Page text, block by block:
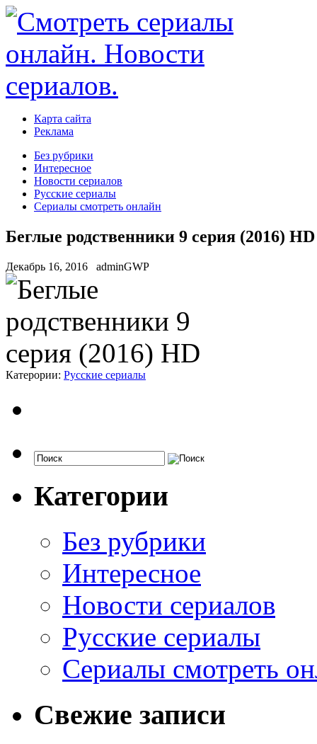
Карта сайта
Реклама
Без рубрики
Интересное
Новости сериалов
Русские сериалы
Сериалы смотреть онлайн
Беглые родственники 9 серия (2016) HD
Декабрь 16, 2016 adminGWP
Катерории: Русские сериалы
Категории
Без рубрики
Интересное
Новости сериалов
Русские сериалы
Сериалы смотреть
Свежие записи